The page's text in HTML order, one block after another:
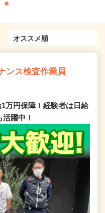
ンス検査作業員
万円保障！経験者は日給
躍中！